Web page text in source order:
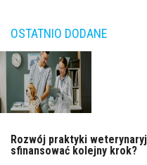
OSTATNIO DODANE
Rozwój praktyki
sfinansować kolejny krok?